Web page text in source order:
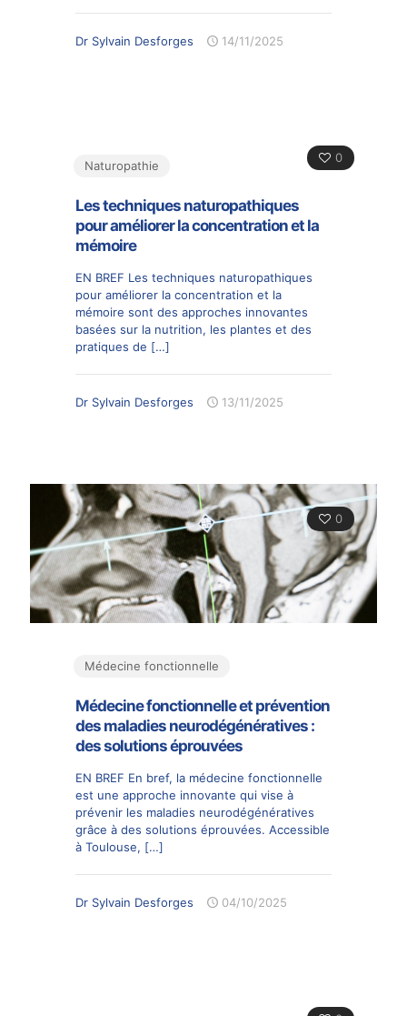
Dr Sylvain Desforges 14/11/2025
0
Naturopathie
Les techniques naturopathiques
pour améliorer la concentration et la
mémoire
EN BREF Les techniques naturopathiques
pour améliorer la concentration et la
mémoire sont des approches innovantes
basées sur la nutrition, les plantes et des
pratiques de […]
Dr Sylvain Desforges 13/11/2025
0
Médecine fonctionnelle
Médecine fonctionnelle et prévention
des maladies neurodégénératives :
des solutions éprouvées
EN BREF En bref, la médecine fonctionnelle
est une approche innovante qui vise à
prévenir les maladies neurodégénératives
grâce à des solutions éprouvées. Accessible
à Toulouse, […]
Dr Sylvain Desforges 04/10/2025